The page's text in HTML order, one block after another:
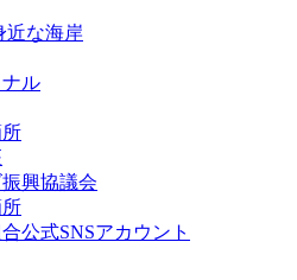
近な海岸
ル
所
興協議会
所
公式SNSアカウント